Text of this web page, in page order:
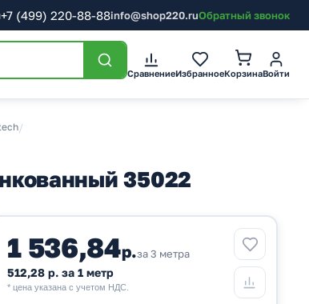
+7 (499) 220-88-88info@shop220.ruОбратный звонок
СравнениеИзбранноеКорзинаВойти
/
35022
1 536,84р.за 3 метра
512,28 р. за 1 метр
* цена указана с учетом НДС.